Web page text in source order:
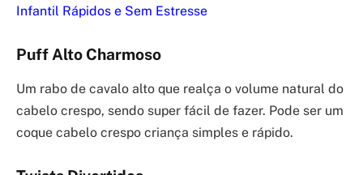
Infantil Rápidos e Sem Estresse
Puff Alto Charmoso
Um rabo de cavalo alto que realça o volume natural do
cabelo crespo, sendo super fácil de fazer. Pode ser um
coque cabelo crespo criança simples e rápido.